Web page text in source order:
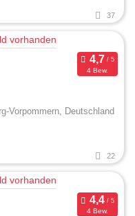
37
4 Bew.
Vorpommern, Deutschland
22
4 Bew.